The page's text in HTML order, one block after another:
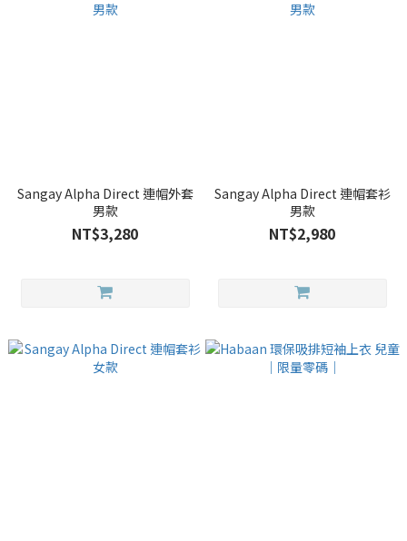
Sangay Alpha Direct 連帽外套
男款
NT$3,280
Sangay Alpha Direct 連帽套衫
男款
NT$2,980